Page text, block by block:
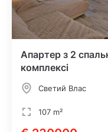
Апартер з 2
комплексі
Светий Влас
107 m²